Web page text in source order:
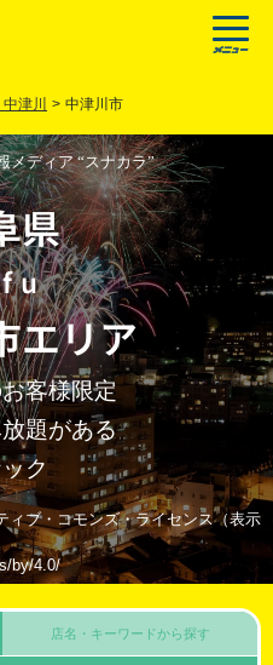
津川 > 中津川市
メディア “スナカラ”
県
エリア
客様限定
題がある
ク
ブ・コモンズ・ライセンス（表示
by/4.0/
店名・キーワードから探す